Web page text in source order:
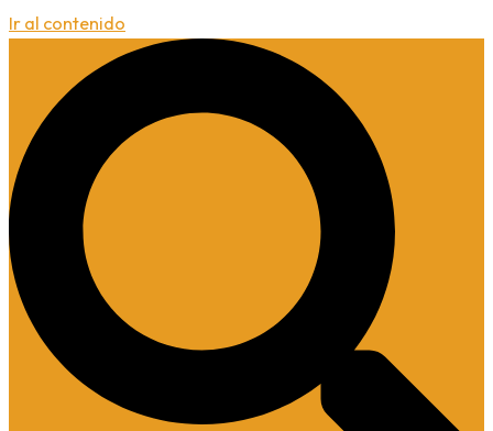
Ir al contenido